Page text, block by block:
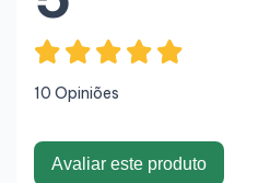
10 Opiniões
Avaliar este produto